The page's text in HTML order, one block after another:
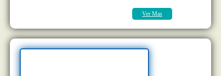
Ver Mas